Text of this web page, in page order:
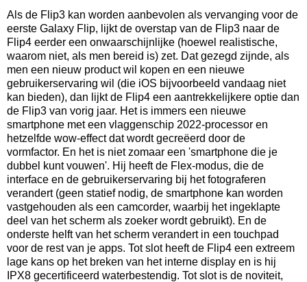
Als de Flip3 kan worden aanbevolen als vervanging voor de
eerste Galaxy Flip, lijkt de overstap van de Flip3 naar de
Flip4 eerder een onwaarschijnlijke (hoewel realistische,
waarom niet, als men bereid is) zet. Dat gezegd zijnde, als
men een nieuw product wil kopen en een nieuwe
gebruikerservaring wil (die iOS bijvoorbeeld vandaag niet
kan bieden), dan lijkt de Flip4 een aantrekkelijkere optie dan
de Flip3 van vorig jaar. Het is immers een nieuwe
smartphone met een vlaggenschip 2022-processor en
hetzelfde wow-effect dat wordt gecreëerd door de
vormfactor. En het is niet zomaar een 'smartphone die je
dubbel kunt vouwen'. Hij heeft de Flex-modus, die de
interface en de gebruikerservaring bij het fotograferen
verandert (geen statief nodig, de smartphone kan worden
vastgehouden als een camcorder, waarbij het ingeklapte
deel van het scherm als zoeker wordt gebruikt). En de
onderste helft van het scherm verandert in een touchpad
voor de rest van je apps. Tot slot heeft de Flip4 een extreem
lage kans op het breken van het interne display en is hij
IPX8 gecertificeerd waterbestendig. Tot slot is de noviteit,